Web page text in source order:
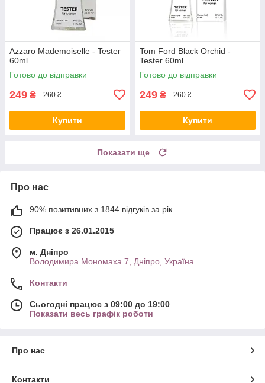
Azzaro Mademoiselle - Tester
60ml
Готово до відправки
249 ₴ 260 ₴
Купити
Tom Ford Black Orchid -
Tester 60ml
Готово до відправки
249 ₴ 260 ₴
Купити
Показати ще
Про нас
90% позитивних з 1844 відгуків за рік
Працює з 26.01.2015
м. Дніпро
Володимира Мономаха 7, Дніпро, Україна
Контакти
Сьогодні працює з 09:00 до 19:00
Показати весь графік роботи
Про нас
Контакти